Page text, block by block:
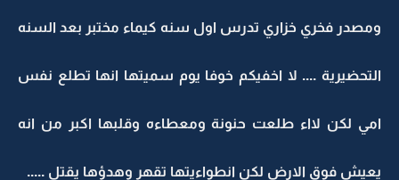
ومصدر فخري خزاري تدرس اول سنه كيماء مختبر بعد السنه
التحضيرية .... لا اخفيكم خوفا يوم سميتها انها تطلع نفس
امي لكن لااء طلعت حنونة ومعطاءه وقلبها اكبر من انه
يعيش فوق الارض لكن انطواءيتها تقهر وهدؤها يقتل .....